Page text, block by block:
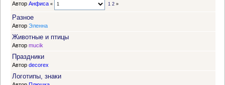
Автор Анфиса « 1 2»
Разное
Автор Эленна
Животные и птицы
Автор mucik
Праздники
Автор decorex
Логотипы, знаки